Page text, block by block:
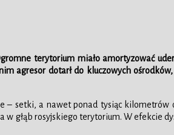
terytorium miało amortyzować
dotarł do kluczowych
setki, a nawet ponad tysiąc
głąb rosyjskiego terytorium. W efekcie